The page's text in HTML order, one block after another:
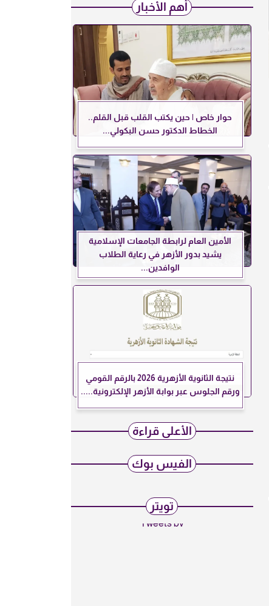
أهم الأخبار
حوار خاص | حين يكتب القلب قبل القلم..
الخطاط الدكتور حسن البكولي...
الأمين العام لرابطة الجامعات الإسلامية
يشيد بدور الأزهر في رعاية الطلاب
الوافدين...
نتيجة الثانوية الأزهرية 2026 بالرقم القومي
ورقم الجلوس عبر بوابة الأزهر الإلكترونية.....
الأعلى قراءة
الفيس بوك
تويتر
Tweets by